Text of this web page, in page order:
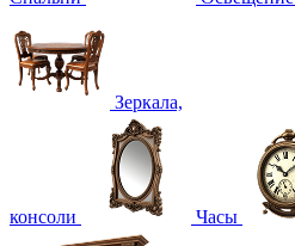
Зеркала,
консоли Часы